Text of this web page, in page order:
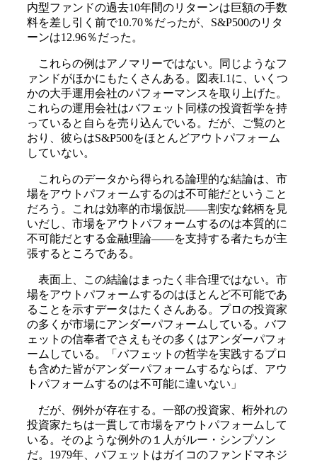
内型ファンドの過去10年間のリターンは巨額の手数
料を差し引く前で10.70％だったが、S&P500のリタ
ーンは12.96％だった。
これらの例はアノマリーではない。同じようなフ
ァンドがほかにもたくさんある。図表I.1に、いくつ
かの大手運用会社のパフォーマンスを取り上げた。
これらの運用会社はバフェット同様の投資哲学を持
っていると自らを売り込んでいる。だが、ご覧のと
おり、彼らはS&P500をほとんどアウトパフォーム
していない。
これらのデータから得られる論理的な結論は、市
場をアウトパフォームするのは不可能だということ
だろう。これは効率的市場仮説――割安な銘柄を見
いだし、市場をアウトパフォームするのは本質的に
不可能だとする金融理論――を支持する者たちが主
張するところである。
表面上、この結論はまったく非合理ではない。市
場をアウトパフォームするのはほとんど不可能であ
ることを示すデータはたくさんある。プロの投資家
の多くが市場にアンダーパフォームしている。バフ
ェットの信奉者でさえもその多くはアンダーパフォ
ームしている。「バフェットの哲学を実践するプロ
も含めた皆がアンダーパフォームするならば、アウ
トパフォームするのは不可能に違いない」
だが、例外が存在する。一部の投資家、桁外れの
投資家たちは一貫して市場をアウトパフォームして
いる。そのような例外の１人がルー・シンプソン
だ。1979年、バフェットはガイコのファンドマネジ